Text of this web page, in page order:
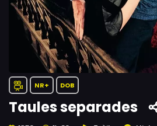
NR+ DOB
Taules separades